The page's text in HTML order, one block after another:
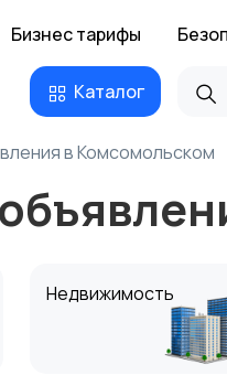
Бизнес тарифы
Каталог
в Комсомольском
Недвижимость